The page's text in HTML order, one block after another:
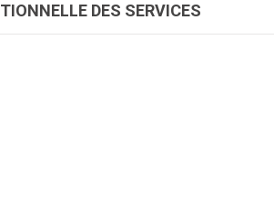
DES SERVICES